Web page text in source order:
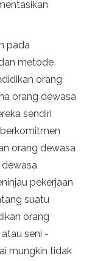
pada
metode
orang
orang dewasa
sendiri
orang dewasa
pekerjaan
suatu
orang
seni -
mungkin tidak